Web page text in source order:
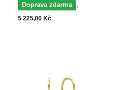
Doprava zdarma
MOISS dětské
náušnice ze žlutého
5 225,00 Kč